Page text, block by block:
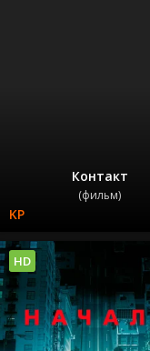
Контакт
(фильм)
HD